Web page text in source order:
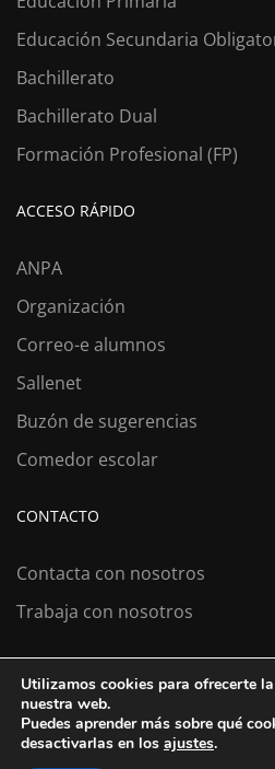
Educación Secundaria
Bachillerato
Bachillerato Dual
Formación Profesional (FP)
ACCESO RÁPIDO
ANPA
Organización
Correo-e alumnos
Sallenet
Buzón de sugerencias
Comedor escolar
CONTACTO
Contacta con nosotros
Trabaja con nosotros
Colexio La Salle Santiago
Aviso Legal
Política de cookies
Utilizamos cookies para ofrecerte
nuestra web.
Puedes aprender más sobre qué
desactivarlas en los ajustes.